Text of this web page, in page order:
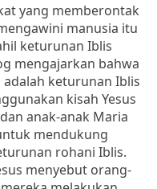
yang memberontak
manusia itu
keturunan Iblis
mengajarkan bahwa
keturunan Iblis
kisah Yesus
anak-anak Maria
mendukung
rohani Iblis.
menyebut orang-